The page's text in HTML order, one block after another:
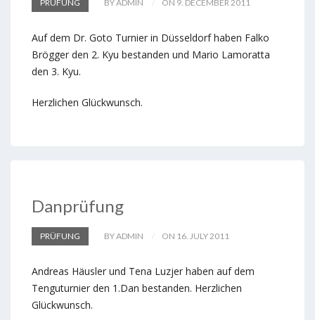
PRÜFUNG BY ADMIN ON 9. DECEMBER 2011
Auf dem Dr. Goto Turnier in Düsseldorf haben Falko
Brögger den 2. Kyu bestanden und Mario Lamoratta
den 3. Kyu.
Herzlichen Glückwunsch.
Danprüfung
PRÜFUNG BY ADMIN ON 16. JULY 2011
Andreas Häusler und Tena Luzjer haben auf dem
Tenguturnier den 1.Dan bestanden. Herzlichen
Glückwunsch.